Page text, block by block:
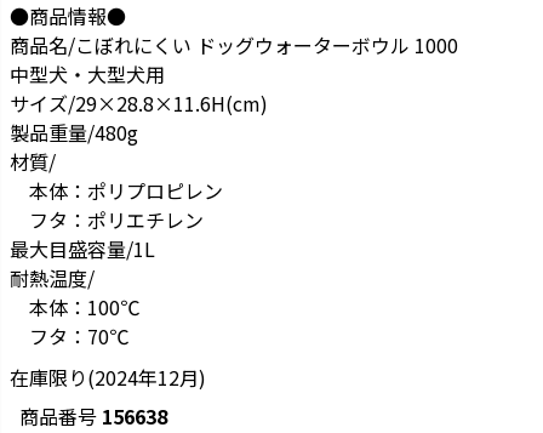
●商品情報●
商品名/こぼれにくい ドッグウォーターボウル 1000
中型犬・大型犬用
サイズ/29×28.8×11.6H(cm)
製品重量/480g
材質/
本体：ポリプロピレン
フタ：ポリエチレン
最大目盛容量/1L
耐熱温度/
本体：100℃
フタ：70℃
在庫限り(2024年12月)
商品番号 156638